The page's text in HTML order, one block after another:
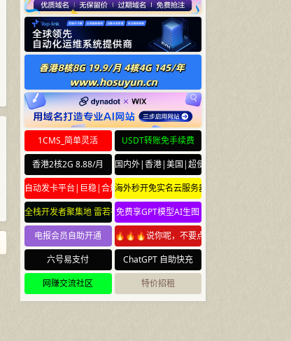
g.cr caonidie.com 123456.si hhwh.com
1CMS_简单灵活
USDT转账免手续费
香港2核2G 8.88/月
国内外|香港|美国|超便宜云服务器
自动发卡平台|巨稳|合规海外秒开免实名云服务器
全栈开发者聚集地 雷若社区 leiruo.com
免费享GPT模型AI生图
电报会员自助开通
🔥🔥🔥说你呢，不要点🔥🔥🔥
六号易支付
ChatGPT 自助快充
网赚交流社区
特价招租